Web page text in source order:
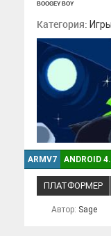
BOOGEY BOY
Категория: Игры
ARMV7 ANDROID
ПЛАТФОРМЕР
Автор: Sage